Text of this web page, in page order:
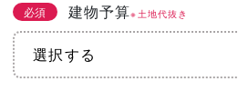
必須 建物予算※土地代抜き